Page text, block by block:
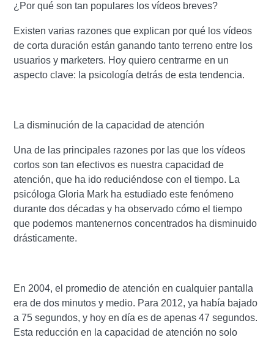
¿Por qué son tan populares los vídeos breves?
Existen varias razones que explican por qué los vídeos
de corta duración están ganando tanto terreno entre los
usuarios y marketers. Hoy quiero centrarme en un
aspecto clave: la psicología detrás de esta tendencia.
La disminución de la capacidad de atención
Una de las principales razones por las que los vídeos
cortos son tan efectivos es nuestra capacidad de
atención, que ha ido reduciéndose con el tiempo. La
psicóloga Gloria Mark ha estudiado este fenómeno
durante dos décadas y ha observado cómo el tiempo
que podemos mantenernos concentrados ha disminuido
drásticamente.
En 2004, el promedio de atención en cualquier pantalla
era de dos minutos y medio. Para 2012, ya había bajado
a 75 segundos, y hoy en día es de apenas 47 segundos.
Esta reducción en la capacidad de atención no solo